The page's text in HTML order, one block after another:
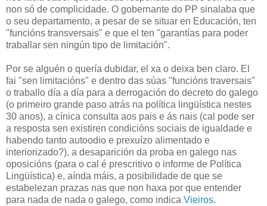
non só de complicidade. O gobernante do PP sinalaba que
o seu departamento, a pesar de se situar en Educación, ten
"funcións transversais" e que el ten "garantías para poder
traballar sen ningún tipo de limitación".
Por se alguén o quería dubidar, el xa o deixa ben claro. El
fai "sen limitacións" e dentro das súas "funcións traversais"
o traballo día a día para a derrogación do decreto do galego
(o primeiro grande paso atrás na política lingüística nestes
30 anos), a cínica consulta aos pais e ás nais (cal pode ser
a resposta sen existiren condicións sociais de igualdade e
habendo tanto autoodio e prexuízo alimentado e
interiorizado?), a desaparición da proba en galego nas
oposicións (para o cal é prescritivo o informe de Política
Lingüística) e, aínda máis, a posibilidade de que se
estabelezan prazas nas que non haxa por que entender
para nada de nada o galego, como indica Vieiros.